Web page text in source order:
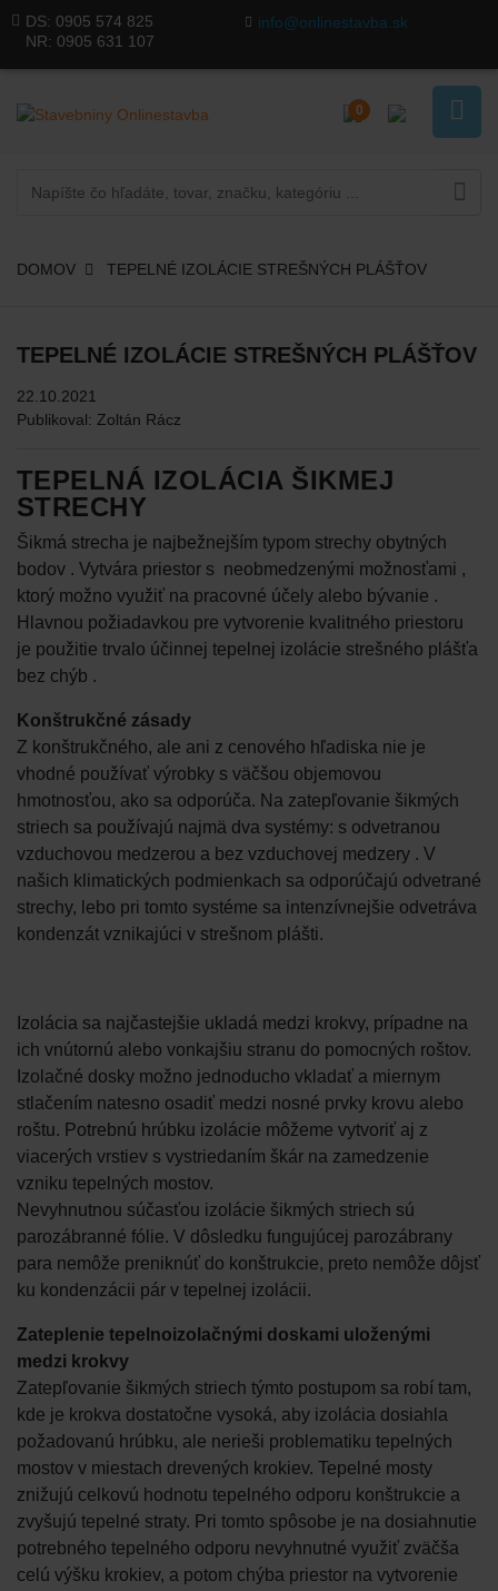
DS: 0905 574 825
NR: 0905 631 107
info@onlinestavba.sk
0
DOMOV TEPELNÉ IZOLÁCIE STREŠNÝCH PLÁŠŤOV
TEPELNÉ IZOLÁCIE STREŠNÝCH PLÁŠŤOV
22.10.2021
Publikoval: Zoltán Rácz
TEPELNÁ IZOLÁCIA ŠIKMEJ
STRECHY
Šikmá strecha je najbežnejším typom strechy obytných
bodov . Vytvára priestor s neobmedzenými možnosťami ,
ktorý možno využiť na pracovné účely alebo bývanie .
Hlavnou požiadavkou pre vytvorenie kvalitného priestoru
je použitie trvalo účinnej tepelnej izolácie strešného plášťa
bez chýb .
Konštrukčné zásady
Z konštrukčného, ale ani z cenového hľadiska nie je
vhodné používať výrobky s väčšou objemovou
hmotnosťou, ako sa odporúča. Na zatepľovanie šikmých
striech sa používajú najmä dva systémy: s odvetranou
vzduchovou medzerou a bez vzduchovej medzery . V
našich klimatických podmienkach sa odporúčajú odvetrané
strechy, lebo pri tomto systéme sa intenzívnejšie odvetráva
kondenzát vznikajúci v strešnom plášti.
Izolácia sa najčastejšie ukladá medzi krokvy, prípadne na
ich vnútornú alebo vonkajšiu stranu do pomocných roštov.
Izolačné dosky možno jednoducho vkladať a miernym
stlačením natesno osadiť medzi nosné prvky krovu alebo
roštu. Potrebnú hrúbku izolácie môžeme vytvoriť aj z
viacerých vrstiev s vystriedaním škár na zamedzenie
vzniku tepelných mostov.
Nevyhnutnou súčasťou izolácie šikmých striech sú
parozábranné fólie. V dôsledku fungujúcej parozábrany
para nemôže preniknúť do konštrukcie, preto nemôže dôjsť
ku kondenzácii pár v tepelnej izolácii.
Zateplenie tepelnoizolačnými doskami uloženými
medzi krokvy
Zatepľovanie šikmých striech týmto postupom sa robí tam,
kde je krokva dostatočne vysoká, aby izolácia dosiahla
požadovanú hrúbku, ale nerieši problematiku tepelných
mostov v miestach drevených krokiev. Tepelné mosty
znižujú celkovú hodnotu tepelného odporu konštrukcie a
zvyšujú tepelné straty. Pri tomto spôsobe je na dosiahnutie
potrebného tepelného odporu nevyhnutné využiť zväčša
celú výšku krokiev, a potom chýba priestor na vytvorenie